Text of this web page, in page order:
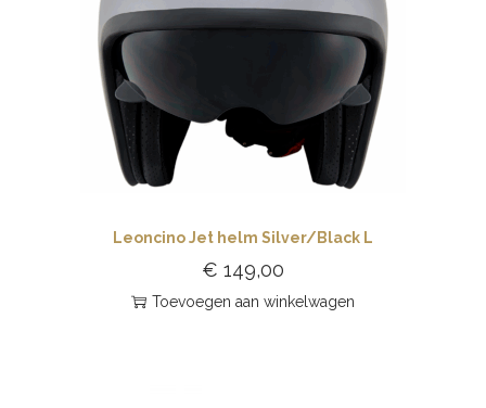
Leoncino Jet helm Silver/Black L
€ 149,00
Toevoegen aan winkelwagen